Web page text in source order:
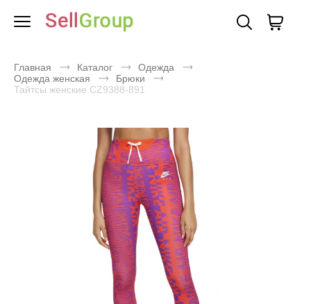
Главная Каталог
Одежда
Одежда женская
Брюки
Тайтсы женские CZ9388-891